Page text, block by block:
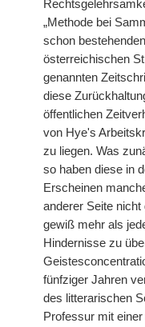
„Methode bei
schon
österreichischen
genannten
diese
öffentlichen
von Hye's
zu liegen. Was
so haben diese in
Erscheinen
anderer Seite
gewiß mehr als
Hindernisse zu
fünfziger Jahren
des litterarischen
Professur mit